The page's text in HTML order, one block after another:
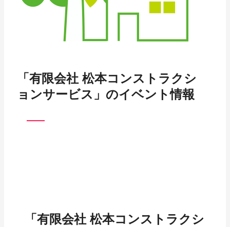
「有限会社 松本コンストラクシ
ョンサービス」のイベント情報
「有限会社 松本コンストラクシ